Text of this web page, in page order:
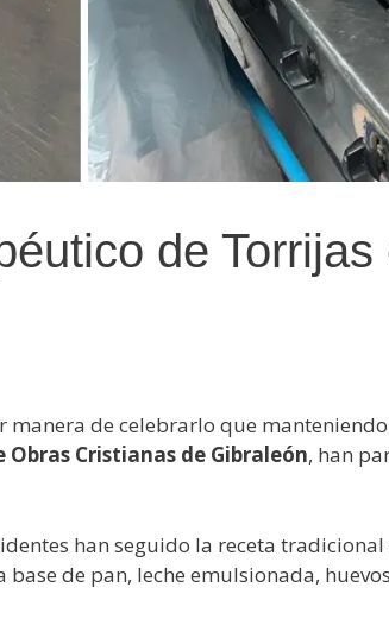
de
manera de celebrarlo que
Obras Cristianas de Gibraleón, han
han seguido la receta
de pan, leche emulsionada,